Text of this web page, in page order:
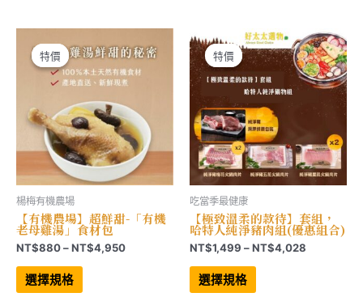
NT$3,999
式。
可
在
產
品
頁
面
選
擇
選
項
款
式。
可
在
產
品
面
選
擇
選
項
特價
特價
楊梅有機農場
【有機農場】超鮮甜-「有機
老母雞湯」食材包
NT$880–NT$4,950價
選擇規格
此
品
特價
特價
吃當季最健康
【極致溫柔的款待】套組，
哈特人純淨豬肉組(優惠組合)
NT$1,499 –NT$4,028
選擇規格
此
品